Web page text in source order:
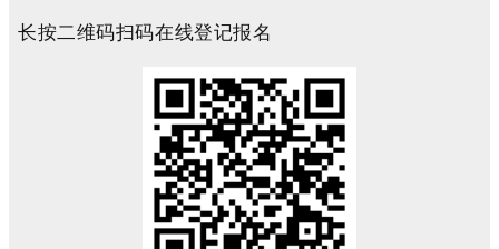
长按二维码扫码在线登记报名